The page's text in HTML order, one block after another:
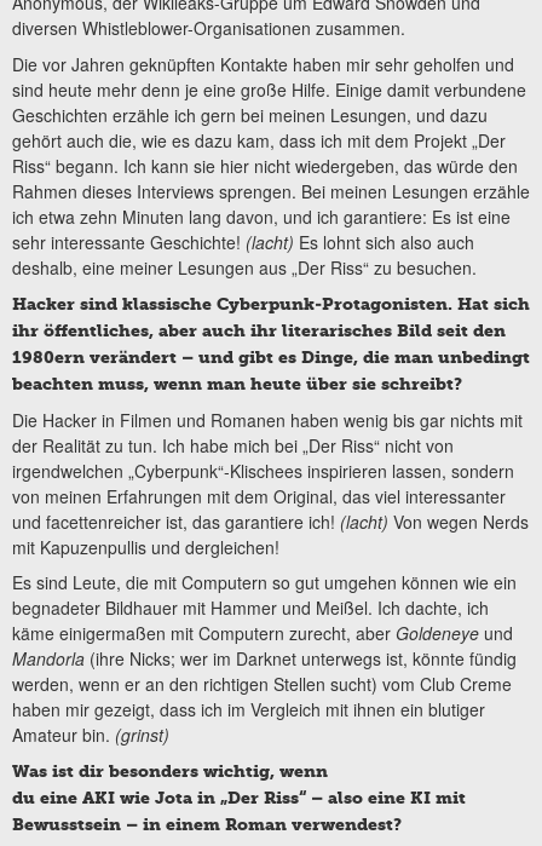
diversen Whistleblower-Organisationen zusammen.
Die vor Jahren geknüpften Kontakte haben mir sehr geholfen und
sind heute mehr denn je eine große Hilfe. Einige damit verbundene
Geschichten erzähle ich gern bei meinen Lesungen, und dazu
gehört auch die, wie es dazu kam, dass ich mit dem Projekt „Der
Riss“ begann. Ich kann sie hier nicht wiedergeben, das würde den
Rahmen dieses Interviews sprengen. Bei meinen Lesungen erzähle
ich etwa zehn Minuten lang davon, und ich garantiere: Es ist eine
sehr interessante Geschichte! (lacht) Es lohnt sich also auch
deshalb, eine meiner Lesungen aus „Der Riss“ zu besuchen.
Hacker sind klassische Cyberpunk-Protagonisten. Hat sich
ihr öffentliches, aber auch ihr literarisches Bild seit den
1980ern verändert – und gibt es Dinge, die man unbedingt
beachten muss, wenn man heute über sie schreibt?
Die Hacker in Filmen und Romanen haben wenig bis gar nichts mit
der Realität zu tun. Ich habe mich bei „Der Riss“ nicht von
irgendwelchen „Cyberpunk“-Klischees inspirieren lassen, sondern
von meinen Erfahrungen mit dem Original, das viel interessanter
und facettenreicher ist, das garantiere ich! (lacht) Von wegen Nerds
mit Kapuzenpullis und dergleichen!
Es sind Leute, die mit Computern so gut umgehen können wie ein
begnadeter Bildhauer mit Hammer und Meißel. Ich dachte, ich
käme einigermaßen mit Computern zurecht, aber Goldeneye und
Mandorla (ihre Nicks; wer im Darknet unterwegs ist, könnte fündig
werden, wenn er an den richtigen Stellen sucht) vom Club Creme
haben mir gezeigt, dass ich im Vergleich mit ihnen ein blutiger
Amateur bin. (grinst)
Was ist dir besonders wichtig, wenn
du eine AKI wie Jota in „Der Riss“ – also eine KI mit
Bewusstsein – in einem Roman verwendest?